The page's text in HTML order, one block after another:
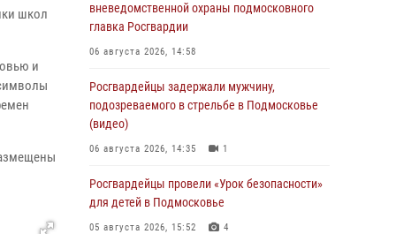
школ
и
вневедомственной охраны подмосковного
главка Росгвардии
06 августа 2026, 14:58
Росгвардейцы задержали мужчину,
подозреваемого в стрельбе в Подмосковье
(видео)
06 августа 2026, 14:35 1
Росгвардейцы провели «Урок безопасности»
для детей в Подмосковье
05 августа 2026, 15:52 4